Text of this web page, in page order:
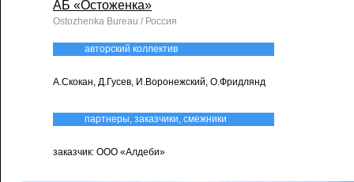
АБ «Остоженка»
Ostozhenka Bureau / Россия
авторский коллектив
А.Скокан, Д.Гусев, И.Воронежский, О.Фридлянд
партнеры, заказчики, смежники
заказчик: ООО «Алдеби»